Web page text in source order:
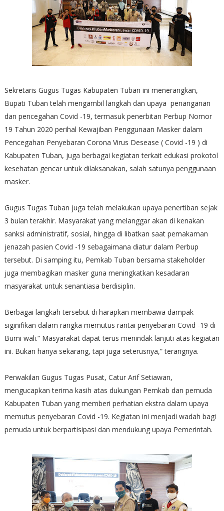
Sekretaris Gugus Tugas Kabupaten Tuban ini menerangkan,
Bupati Tuban telah mengambil langkah dan upaya penanganan
dan pencegahan Covid -19, termasuk penerbitan Perbup Nomor
19 Tahun 2020 perihal Kewajiban Penggunaan Masker dalam
Pencegahan Penyebaran Corona Virus Desease ( Covid -19 ) di
Kabupaten Tuban, juga berbagai kegiatan terkait edukasi prokotol
kesehatan gencar untuk dilaksanakan, salah satunya penggunaan
masker.
Gugus Tugas Tuban juga telah melakukan upaya penertiban sejak
3 bulan terakhir. Masyarakat yang melanggar akan di kenakan
sanksi administratif, sosial, hingga di libatkan saat pemakaman
jenazah pasien Covid -19 sebagaimana diatur dalam Perbup
tersebut. Di samping itu, Pemkab Tuban bersama stakeholder
juga membagikan masker guna meningkatkan kesadaran
masyarakat untuk senantiasa berdisiplin.
Berbagai langkah tersebut di harapkan membawa dampak
siginifikan dalam rangka memutus rantai penyebaran Covid -19 di
Bumi wali.“ Masyarakat dapat terus menindak lanjuti atas kegiatan
ini. Bukan hanya sekarang, tapi juga seterusnya,” terangnya.
Perwakilan Gugus Tugas Pusat, Catur Arif Setiawan,
mengucapkan terima kasih atas dukungan Pemkab dan pemuda
Kabupaten Tuban yang memberi perhatian ekstra dalam upaya
memutus penyebaran Covid -19. Kegiatan ini menjadi wadah bagi
pemuda untuk berpartisipasi dan mendukung upaya Pemerintah.